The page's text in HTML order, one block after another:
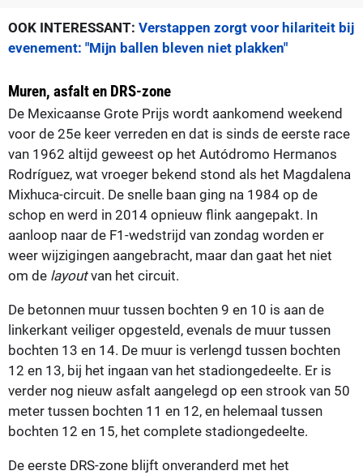
OOK INTERESSANT: Verstappen zorgt voor hilariteit bij
evenement: "Mijn ballen bleven niet plakken"
Muren, asfalt en DRS-zone
De Mexicaanse Grote Prijs wordt aankomend weekend
voor de 25e keer verreden en dat is sinds de eerste race
van 1962 altijd geweest op het Autódromo Hermanos
Rodríguez, wat vroeger bekend stond als het Magdalena
Mixhuca-circuit. De snelle baan ging na 1984 op de
schop en werd in 2014 opnieuw flink aangepakt. In
aanloop naar de F1-wedstrijd van zondag worden er
weer wijzigingen aangebracht, maar dan gaat het niet
om de layoutvan het circuit.
De betonnen muur tussen bochten 9 en 10 is aan de
linkerkant veiliger opgesteld, evenals de muur tussen
bochten 13 en 14. De muur is verlengd tussen bochten
12 en 13, bij het ingaan van het stadiongedeelte. Er is
verder nog nieuw asfalt aangelegd op een strook van 50
meter tussen bochten 11 en 12, en helemaal tussen
bochten 12 en 15, het complete stadiongedeelte.
De eerste DRS-zone blijft onveranderd met het